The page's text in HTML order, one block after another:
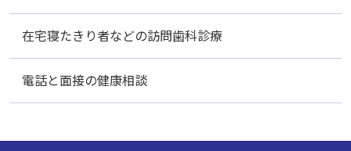
在宅寝たきり者などの訪問歯科診療
電話と面接の健康相談